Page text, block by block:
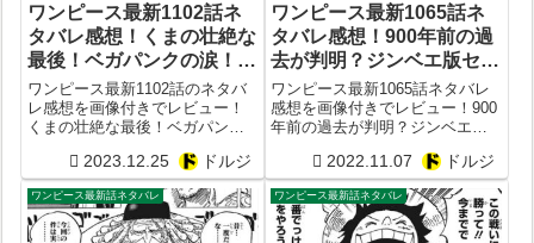
ワンピース最新1102話ネ
タバレ感想！くまの壮絶な
最後！ベガパンクの涙！
1103話予想
ワンピース最新1102話のネタバ
レ感想を画像付きでレビュー！
くまの壮絶な最後！ベガパンク
2023.12.25 ドルジ
ワンピース最新1065話ネ
タバレ感想！900年前の過
去が判明？ジンベエ版セラ
フィムもやはり登場！最新
1066話予想
ワンピース最新1065話ネタバレ
感想を画像付きでレビュー！900
年前の過去が判明？ジンベエ版
パンク全6名が判明？次の最新
1066話予想
2022.11.07 ドルジ
ワンピース最新話ネタバレ ワンピース最新話ネタバレ